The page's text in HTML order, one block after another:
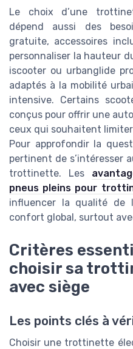
Le choix d’une
dépend aussi des
gratuite, accessoires
personnaliser la hauteur
iscooter ou urbanglide
adaptés à la mobilité
intensive. Certains
conçus pour offrir une
ceux qui souhaitent
Pour approfondir la
pertinent de s’intéresser
trottinette. Les
pneus pleins pour
influencer la qualité de
confort global, surtout
Critères
choisir sa
avec siège
Les points clés à
Choisir une trottinette